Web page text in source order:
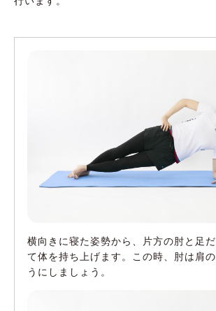
横向きに寝た姿勢から、片方の肘と足
て体を持ち上げます。この時、肘は肩
うにしましょう。